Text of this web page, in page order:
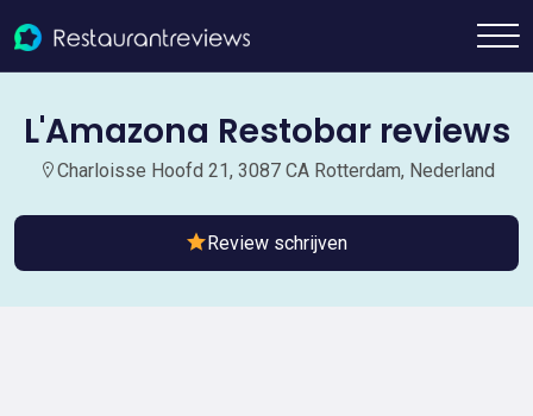
L'Amazona Restobar reviews
Charloisse Hoofd 21, 3087 CA Rotterdam, Nederland
Review schrijven